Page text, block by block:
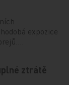
expozice
ztrátě